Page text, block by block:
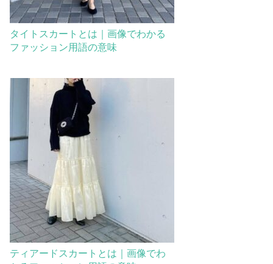
タイトスカートとは｜画像でわかる
ファッション用語の意味
ティアードスカートとは｜画像でわ